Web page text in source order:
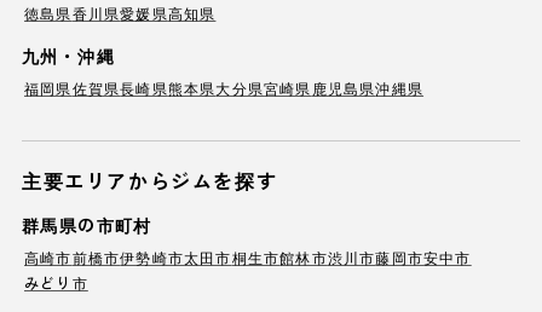
徳島県香川県愛媛県高知県
九州・沖縄
福岡県佐賀県長崎県熊本県大分県宮崎県 鹿児島県沖縄県
主要エリアからジムを探す
群馬県の市町村
高崎市前橋市伊勢崎市太田市桐生市館林市渋川市藤岡市安中市
みどり市